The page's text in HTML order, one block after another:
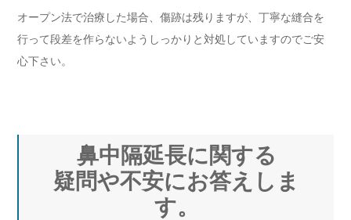
オープン法で治療した場合、傷跡は残りますが、丁寧な縫合を
行って段差を作らないようしっかりと対処していますのでご安
心下さい。
鼻中隔延長に関する
疑問や不安にお答えしま
す。